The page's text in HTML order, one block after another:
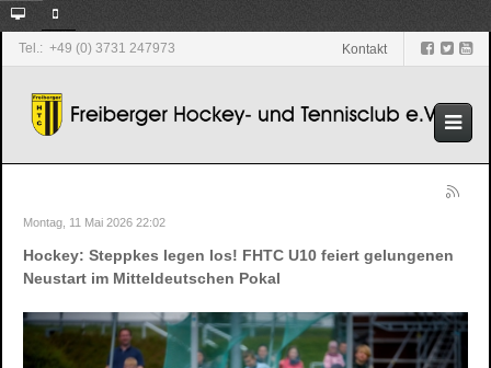
Tel.: +49 (0) 3731 247973 Kontakt
Montag, 11 Mai 2026 22:02
Hockey: Steppkes legen los! FHTC U10 feiert gelungenen
Neustart im Mitteldeutschen Pokal